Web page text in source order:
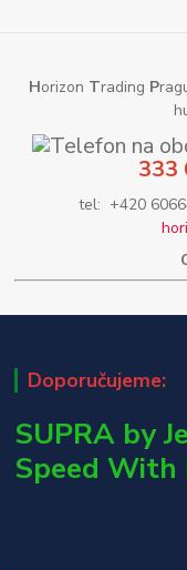
Horizon Trading P
333
tel: +420
Doporučujeme:
SUPRA by
Speed